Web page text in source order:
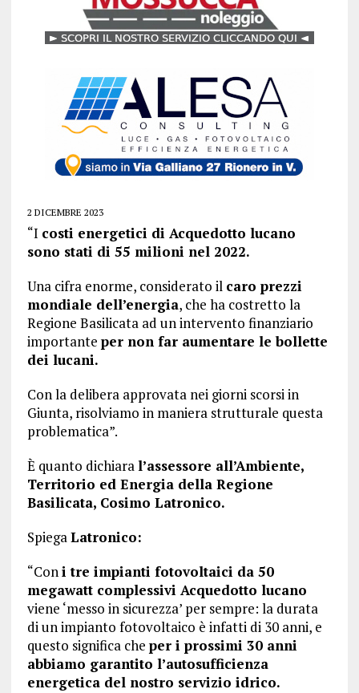
2 DICEMBRE 2023
“I costi energetici di Acquedotto lucano
sono stati di 55 milioni nel 2022.
Una cifra enorme, considerato il caro prezzi
mondiale dell’energia, che ha costretto la
Regione Basilicata ad un intervento finanziario
importante per non far aumentare le bollette
dei lucani.
Con la delibera approvata nei giorni scorsi in
Giunta, risolviamo in maniera strutturale questa
problematica”.
È quanto dichiaral’assessore all’Ambiente,
Territorio ed Energia della Regione
Basilicata, Cosimo Latronico.
SpiegaLatronico:
“Coni tre impianti fotovoltaici da 50
megawatt complessivi Acquedotto lucano
viene ‘messo in sicurezza’ per sempre: la durata
di un impianto fotovoltaico è infatti di 30 anni, e
questo significa che per i prossimi 30 anni
abbiamo garantito l’autosufficienza
energetica del nostro servizio idrico.